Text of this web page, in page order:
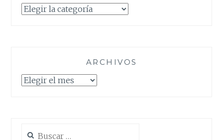
Categorías
ARCHIVOS
Archivos